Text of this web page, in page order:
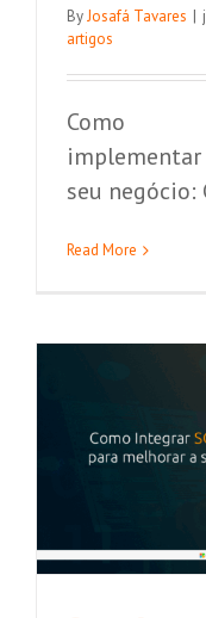
ByJosafá Tavares |
artigos
Como
seu negócio:
Read More